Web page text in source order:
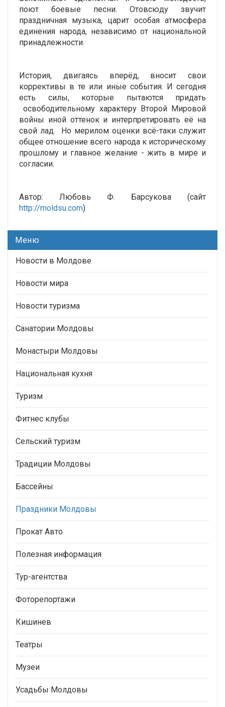
поют боевые песни. Отовсюду звучит
праздничная музыка, царит особая атмосфера
единения народа, независимо от национальной
принадлежности.
История, двигаясь вперёд, вносит свои
коррективы в те или иные события. И сегодня
есть силы, которые пытаются придать
освободительному характеру Второй Мировой
войны иной оттенок и интерпретировать её на
свой лад. Но мерилом оценки всё-таки служит
общее отношение всего народа к историческому
прошлому и главное желание - жить в мире и
согласии.
Автор: Любовь Ф. Барсукова (сайт
http://moldsu.com)
Меню
Новости в Молдове
Новости мира
Новости туризма
Санатории Молдовы
Монастыри Молдовы
Национальная кухня
Туризм
Фитнес клубы
Сельский туризм
Традиции Молдовы
Бассейны
Праздники Молдовы
Прокат Авто
Полезная информация
Тур-агентства
Фоторепортажи
Кишинев
Театры
Музеи
Усадьбы Молдовы